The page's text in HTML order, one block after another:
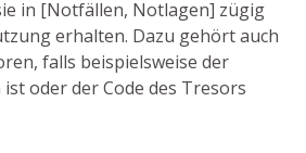
in [Notfällen, Notlagen] zügig
erhalten. Dazu gehört auch
falls beispielsweise der
oder der Code des Tresors